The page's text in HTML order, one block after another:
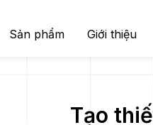
Sản phẩm Giới thiệu
Tạo